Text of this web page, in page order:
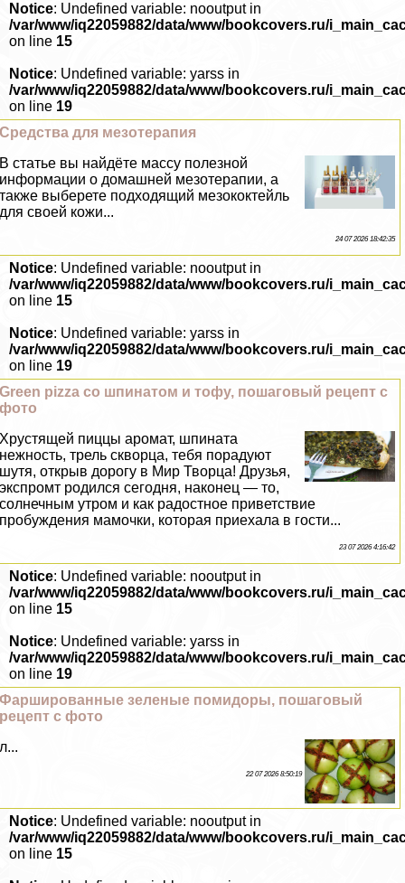
Notice: Undefined variable: nooutput in
/var/www/iq22059882/data/www/bookcovers.ru/
on line 15
Notice: Undefined variable: yarss in
/var/www/iq22059882/data/www/bookcovers.ru/
on line 19
Средства для мезотерапия
В статье вы найдёте массу полезной
информации о домашней мезотерапии, а
также выберете подходящий мезококтейль
для своей кожи...
24 07 2026 18:42:35
Notice: Undefined variable: nooutput in
/var/www/iq22059882/data/www/bookcovers.ru/
on line 15
Notice: Undefined variable: yarss in
/var/www/iq22059882/data/www/bookcovers.ru/
on line 19
Green pizza со шпинатом и тофу, пошаговый рецепт с
фото
Хрустящей пиццы аромат, шпината
нежность, трель скворца, тебя порадуют
шутя, открыв дорогу в Мир Творца! Друзья,
экспромт родился сегодня, наконец — то,
солнечным утром и как радостное приветствие
пробуждения мамочки, которая приехала в гости...
23 07 2026 4:16:42
Notice: Undefined variable: nooutput in
/var/www/iq22059882/data/www/bookcovers.ru/
on line 15
Notice: Undefined variable: yarss in
/var/www/iq22059882/data/www/bookcovers.ru/
on line 19
Фаршированные зеленые помидоры, пошаговый
рецепт с фото
л...
22 07 2026 8:50:19
Notice: Undefined variable: nooutput in
/var/www/iq22059882/data/www/bookcovers.ru/
on line 15